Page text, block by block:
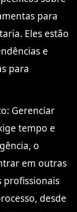
para
Eles estão
e
para
Gerenciar
tempo e
o
em outras
profissionais
desde